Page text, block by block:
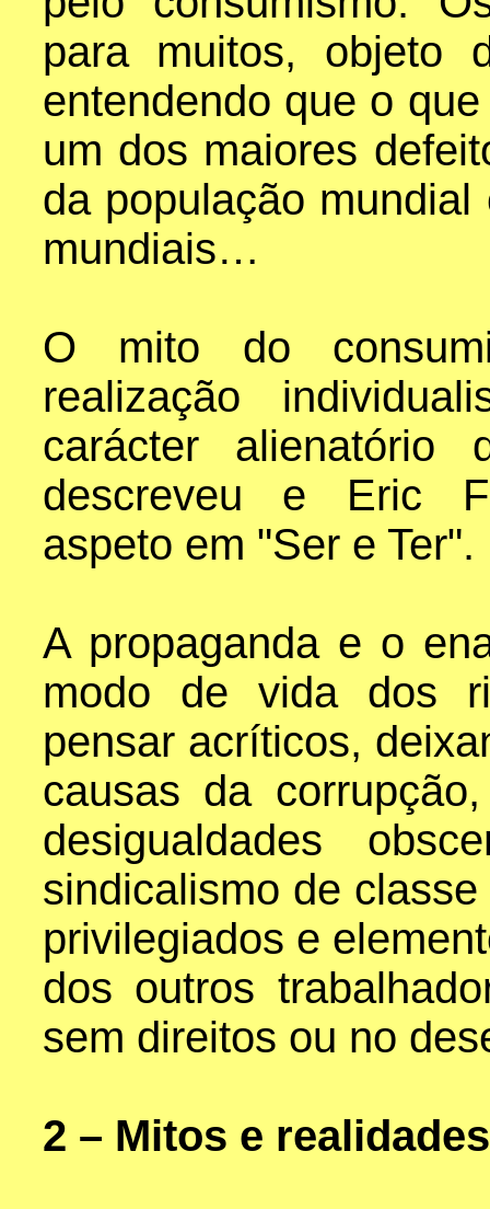
para muitos, objeto
entendendo que o
um dos maiores
da população
mundiais…
O mito do
realização
carácter alienatório
descreveu e Eric
aspeto em "Ser e Ter".
A propaganda e o
modo de vida dos
pensar acríticos,
causas da
desigualdades
sindicalismo de
privilegiados e
dos outros
sem direitos ou no
2 – Mitos e realidades